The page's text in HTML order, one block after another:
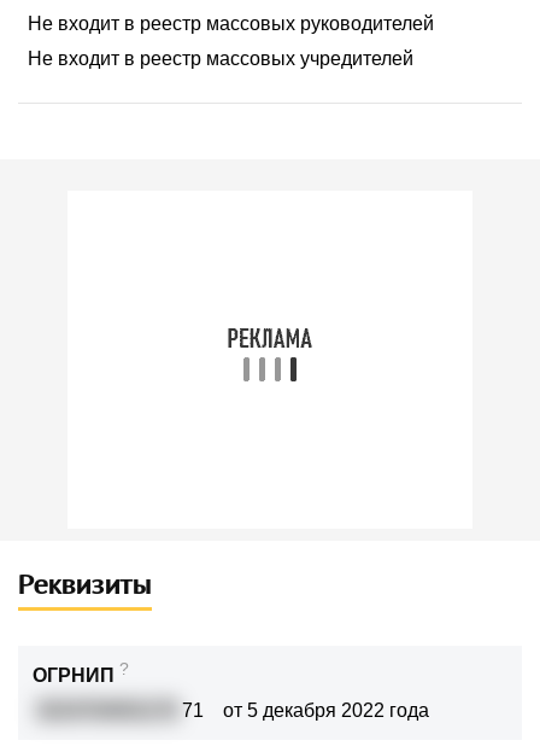
Не входит в реестр массовых руководителей
Не входит в реестр массовых учредителей
Реквизиты
ОГРНИП ?
71 от 5 декабря 2022 года